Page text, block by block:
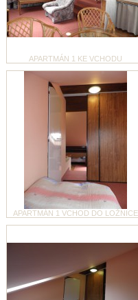
APARTMÁN 1 KE VCHODU
APARTMÁN 1 VCHOD DO LOŽNICE